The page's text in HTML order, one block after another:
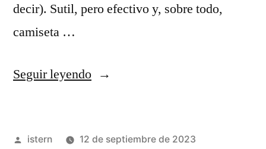
decir). Sutil, pero efectivo y, sobre todo,
camiseta …
Seguir leyendo«mejores
Publicado
istern
12 de septiembre de 2023